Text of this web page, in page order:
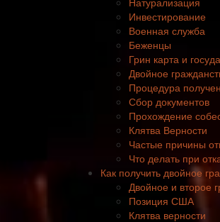
Инвестирование
Военная служба
Беженцы
Грин карта и
Двойное
Процедура
Сбор документов
Прохождение
Клятва Верности
Частые причины
Что делать при
Как получить двойное
Двойное и второе
Позиция США
Клятва верности